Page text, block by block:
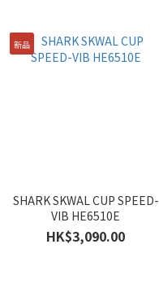
新品
SHARK SKWAL CUP SPEED-
VIB HE6510E
HK$3,090.00